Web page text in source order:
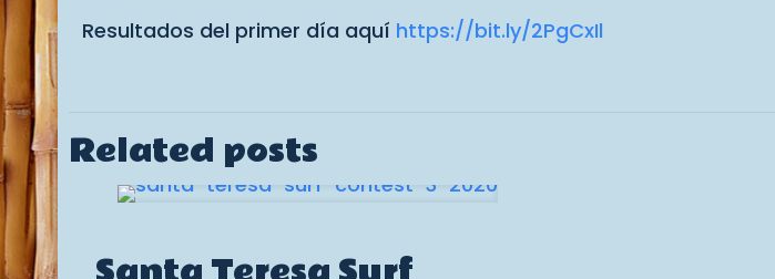
Resultados del primer día aquí https://bit.ly/2PgCxIl
Related posts